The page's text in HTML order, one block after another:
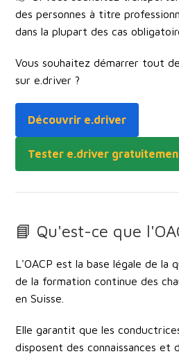
des personnes à titre
dans la plupart des cas
Vous souhaitez démarrer tout
sur e.driver ?
Découvrir e.driver
Tester e.driver
📘 Qu'est-ce que
L'OACP est la base légale de la
de la formation continue des
en Suisse.
Elle garantit que les
disposent des connaissances et